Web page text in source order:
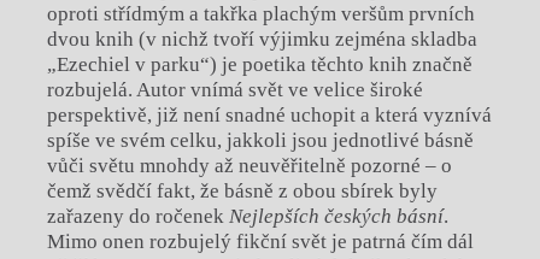
oproti střídmým a takřka plachým veršům prvních
dvou knih (v nichž tvoří výjimku zejména skladba
„Ezechiel v parku“) je poetika těchto knih značně
rozbujelá. Autor vnímá svět ve velice široké
perspektivě, již není snadné uchopit a která vyznívá
spíše ve svém celku, jakkoli jsou jednotlivé básně
vůči světu mnohdy až neuvěřitelně pozorné – o
čemž svědčí fakt, že básně z obou sbírek byly
zařazeny do ročenek Nejlepších českých básní.
Mimo onen rozbujelý fikční svět je patrná čím dál